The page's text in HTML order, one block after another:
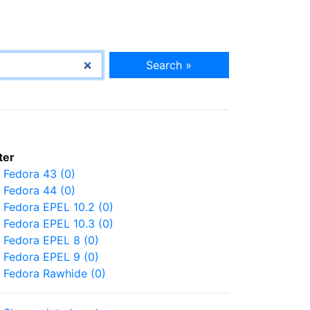
Search »
Fedora 43 (0)
Fedora 44 (0)
Fedora EPEL 10.2 (0)
Fedora EPEL 10.3 (0)
Fedora EPEL 8 (0)
Fedora EPEL 9 (0)
Fedora Rawhide (0)